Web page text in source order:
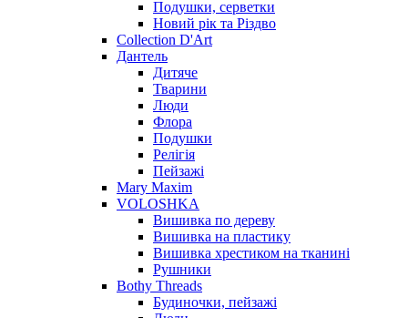
Подушки, серветки
Новий рік та Різдво
Collection D'Art
Дантель
Дитяче
Тварини
Люди
Флора
Подушки
Релігія
Пейзажі
Mary Maxim
VOLOSHKA
Вишивка по дереву
Вишивка на пластику
Вишивка хрестиком на тканині
Рушники
Bothy Threads
Будиночки, пейзажі